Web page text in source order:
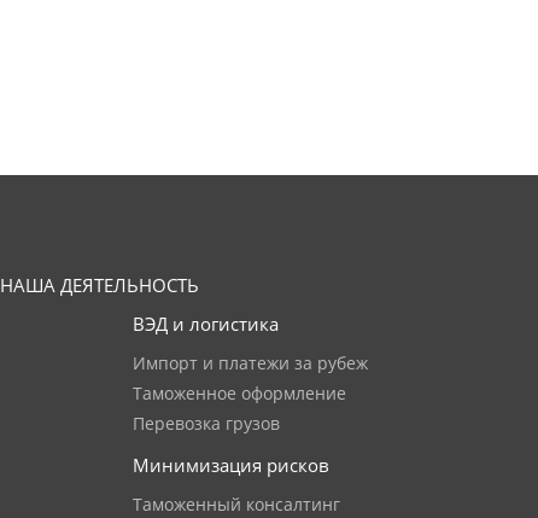
НАША ДЕЯТЕЛЬНОСТЬ
ВЭД и логистика
Импорт и платежи за рубеж
Таможенное оформление
Перевозка грузов
Минимизация рисков
Таможенный консалтинг